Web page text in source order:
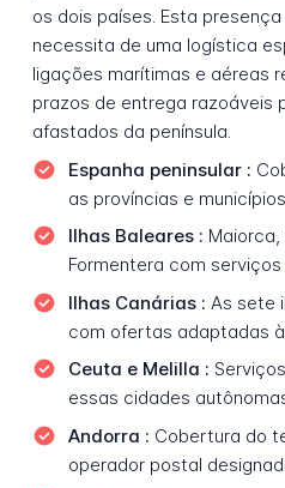
os dois países. Esta
necessita de uma logística
ligações marítimas e aéreas
prazos de entrega razoáveis
afastados da península.
Espanha peninsular :
as províncias e
Ilhas Baleares : Maiorca,
Formentera com
Ilhas Canárias : As sete
com ofertas adaptadas
Ceuta e Melilla :
essas cidades
Andorra : Cobertura do
operador postal